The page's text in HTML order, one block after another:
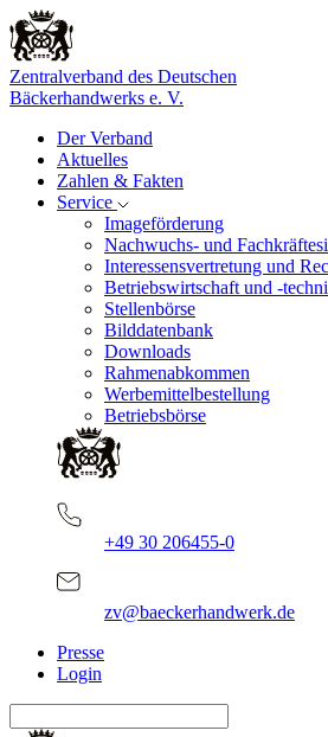
Zentralverband des Deutschen
Bäckerhandwerks e. V.
Der Verband
Aktuelles
Zahlen & Fakten
Service
Imageförderung
Nachwuchs- und
Interessensvertretung und
Betriebswirtschaft und -
Stellenbörse
Bilddatenbank
Downloads
Rahmenabkommen
Werbemittelbestellung
Betriebsbörse
+49 30 206455-0
zv@baeckerhandwerk.de
Presse
Login